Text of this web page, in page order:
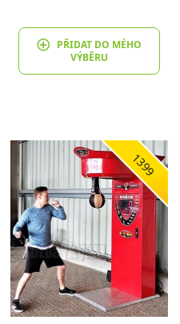
PŘIDAT DO MÉHO
VÝBĚRU
1399